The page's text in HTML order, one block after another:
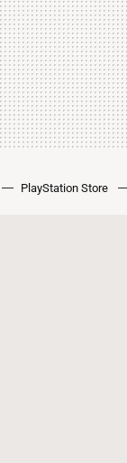
PlayStation Store